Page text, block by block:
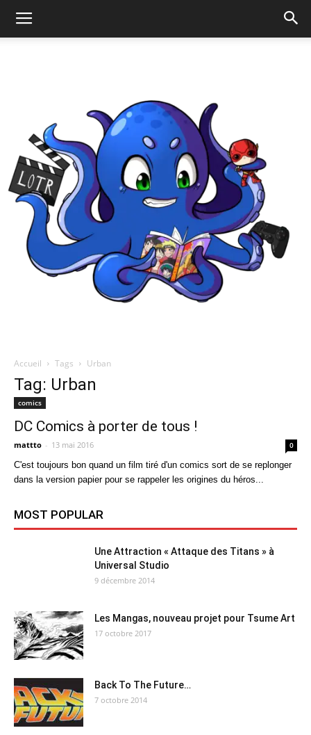
Accueil Tags Urban
Tag: Urban
comics
DC Comics à porter de tous !
mattto - 13 mai 2016 0
C'est toujours bon quand un film tiré d'un comics sort de se replonger
dans la version papier pour se rappeler les origines du héros...
MOST POPULAR
Une Attraction « Attaque des Titans » à
Universal Studio
9 décembre 2014
Les Mangas, nouveau projet pour Tsume Art
17 octobre 2017
Back To The Future…
7 octobre 2014